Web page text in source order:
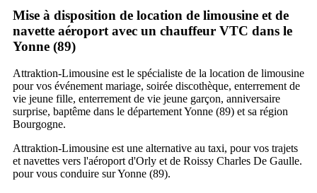
Mise à disposition de location de limousine et de
navette aéroport avec un chauffeur VTC dans le
Yonne (89)
Attraktion-Limousine est le spécialiste de la location de limousine
pour vos événement mariage, soirée discothèque, enterrement de
vie jeune fille, enterrement de vie jeune garçon, anniversaire
surprise, baptême dans le département Yonne (89) et sa région
Bourgogne.
Attraktion-Limousine est une alternative au taxi, pour vos trajets
et navettes vers l'aéroport d'Orly et de Roissy Charles De Gaulle.
pour vous conduire sur Yonne (89).